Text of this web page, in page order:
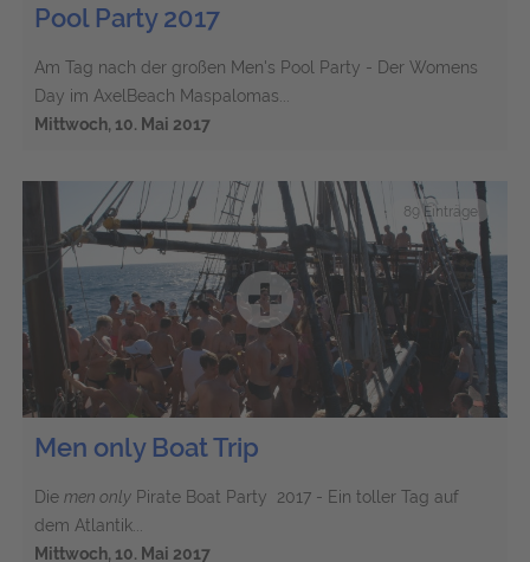
Pool Party 2017
Am Tag nach der großen Men's Pool Party - Der Womens
Day im AxelBeach Maspalomas...
Mittwoch, 10. Mai 2017
89 Einträge
Men only Boat Trip
Diemen only Pirate Boat Party 2017 - Ein toller Tag auf
dem Atlantik...
Mittwoch, 10. Mai 2017